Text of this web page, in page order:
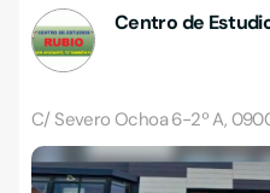
Centro de
C/ Severo Ochoa 6-2º A,